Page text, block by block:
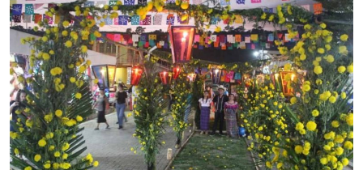
una experiencia espiritual y cultural única en El
Salvador.